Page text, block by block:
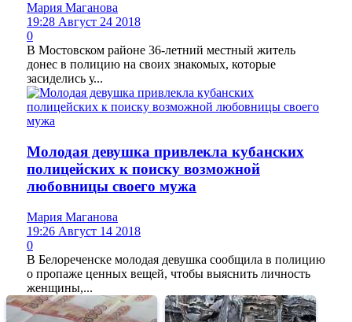
Мария Маганова
19:28 Август 24 2018
0
В Мостовском районе 36-летний местный житель
донес в полицию на своих знакомых, которые
засиделись у...
Молодая девушка привлекла кубанских
полицейских к поиску возможной
любовницы своего мужа
Мария Маганова
19:26 Август 14 2018
0
В Белореченске молодая девушка сообщила в полицию
о пропаже ценных вещей, чтобы выяснить личность
женщины,...